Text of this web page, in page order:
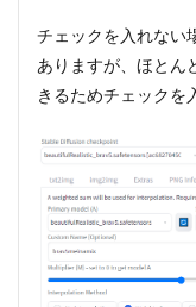
チェックを入れない
ありますが、ほとん
きるためチェックを